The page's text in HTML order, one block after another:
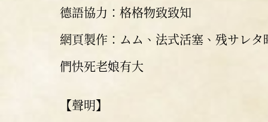
德語協力：格格物致致知
網頁製作：ムム、法式活塞、残サレ
們快死老娘有大
【聲明】